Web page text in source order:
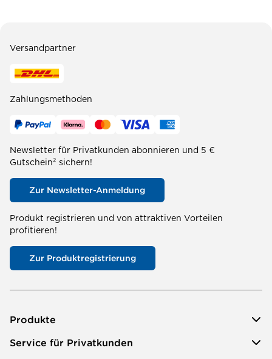
Versandpartner
Zahlungsmethoden
Newsletter für Privatkunden abonnieren und 5 €
Gutschein² sichern!
Zur Newsletter-Anmeldung
Produkt registrieren und von attraktiven Vorteilen
profitieren!
Zur Produktregistrierung
Produkte
Service für Privatkunden